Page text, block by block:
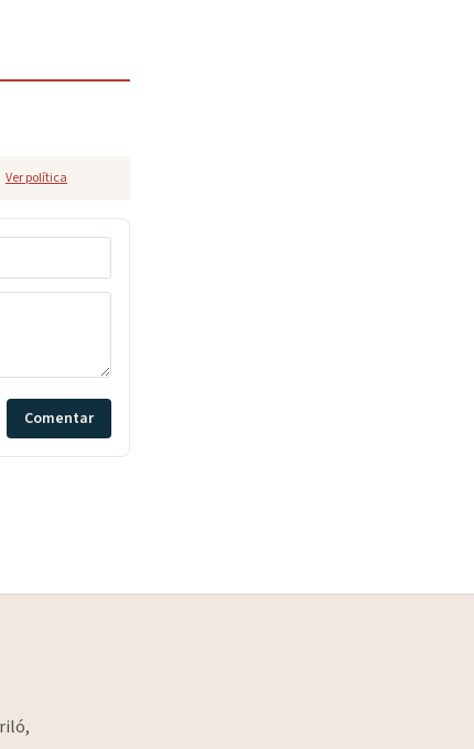
Ver política
Comentar